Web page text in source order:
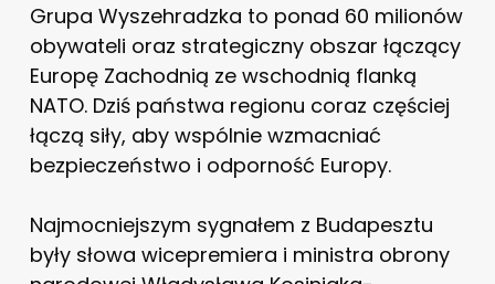
Grupa Wyszehradzka to ponad 60 milionów
obywateli oraz strategiczny obszar łączący
Europę Zachodnią ze wschodnią flanką
NATO. Dziś państwa regionu coraz częściej
łączą siły, aby wspólnie wzmacniać
bezpieczeństwo i odporność Europy.
Najmocniejszym sygnałem z Budapesztu
były słowa wicepremiera i ministra obrony